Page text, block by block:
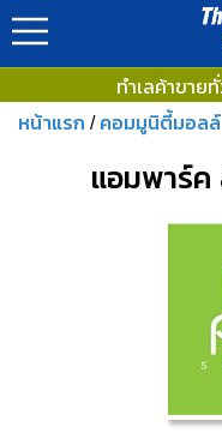
ทำเลค้าขาย
หน้าแรก / คอมมูนิตี้มอลล์
แอมพาร์ค